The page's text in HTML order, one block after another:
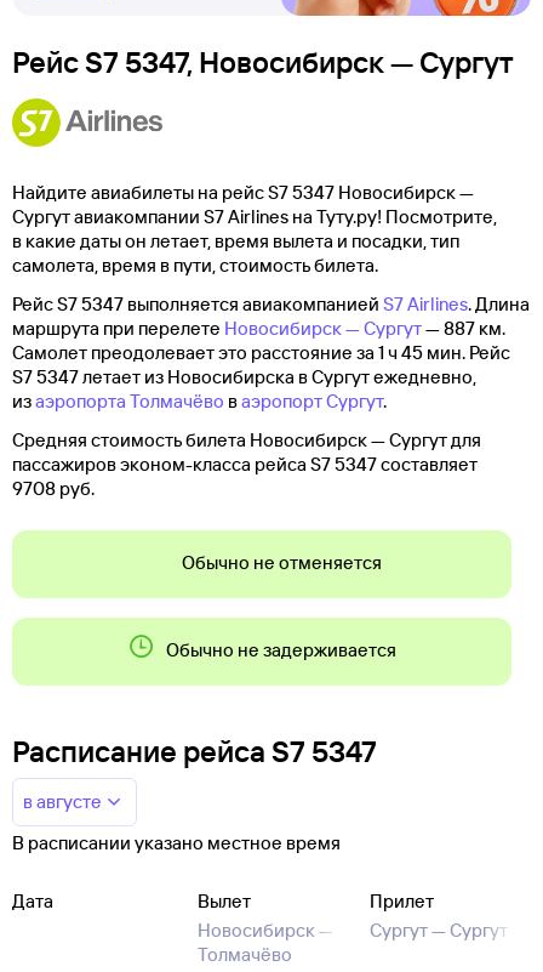
Рейс S7 5347, Новосибирск — Сургут
Найдите авиабилеты на рейс S7 5347 Новосибирск —
Сургут авиакомпании S7 Airlines на Туту.ру! Посмотрите,
в какие даты он летает, время вылета и посадки, тип
самолета, время в пути, стоимость билета.
Рейс S7 5347 выполняется авиакомпанией S7 Airlines. Длина
маршрута при перелете Новосибирск — Сургут— 887 км.
Самолет преодолевает это расстояние за 1 ч 45 мин. Рейс
S7 5347 летает из Новосибирска в Сургут ежедневно,
изаэропорта Толмачёво ваэропорт Сургут.
Средняя стоимость билета Новосибирск — Сургут для
пассажиров эконом-класса рейса S7 5347 составляет
9708 руб.
Обычно не отменяется
Обычно не задерживается
Расписание рейса S7 5347
в августе
В расписании указано местное время
Дата
Вылет
Новосибирск —
Толмачёво
Прилет
Сургут —Сургут